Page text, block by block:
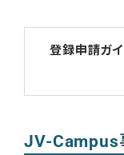
登録申請ガイ
JV-Campus